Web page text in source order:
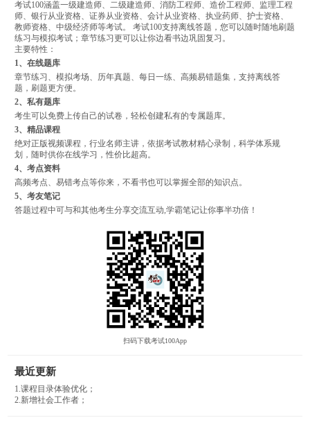
考试100涵盖一级建造师、二级建造师、消防工程师、造价工程师、监理工程
师、银行从业资格、证券从业资格、会计从业资格、执业药师、护士资格、
教师资格、中级经济师等考试。 考试100支持离线答题，您可以随时随地刷题
练习与模拟考试；章节练习更可以让你边看书边巩固复习。
主要特性：
1、在线题库
章节练习、模拟考场、历年真题、每日一练、高频易错题集，支持离线答
题，刷题更方便。
2、私有题库
考生可以免费上传自己的试卷，轻松创建私有的专属题库。
3、精品课程
绝对正版视频课程，行业名师主讲，依据考试教材精心录制，科学体系规
划，随时供你在线学习，性价比超高。
4、考点资料
高频考点、易错考点等你来，不看书也可以掌握全部的知识点。
5、考友笔记
答题过程中可与和其他考生分享交流互动,学霸笔记让你事半功倍！
扫码下载考试100App
最近更新
1.课程目录体验优化；
2.新增社会工作者；